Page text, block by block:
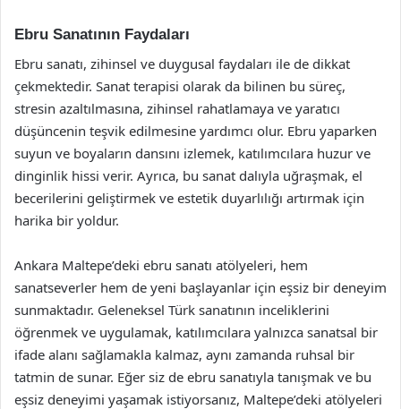
Ebru Sanatının Faydaları
Ebru sanatı, zihinsel ve duygusal faydaları ile de dikkat
çekmektedir. Sanat terapisi olarak da bilinen bu süreç,
stresin azaltılmasına, zihinsel rahatlamaya ve yaratıcı
düşüncenin teşvik edilmesine yardımcı olur. Ebru yaparken
suyun ve boyaların dansını izlemek, katılımcılara huzur ve
dinginlik hissi verir. Ayrıca, bu sanat dalıyla uğraşmak, el
becerilerini geliştirmek ve estetik duyarlılığı artırmak için
harika bir yoldur.
Ankara Maltepe’deki ebru sanatı atölyeleri, hem
sanatseverler hem de yeni başlayanlar için eşsiz bir deneyim
sunmaktadır. Geleneksel Türk sanatının inceliklerini
öğrenmek ve uygulamak, katılımcılara yalnızca sanatsal bir
ifade alanı sağlamakla kalmaz, aynı zamanda ruhsal bir
tatmin de sunar. Eğer siz de ebru sanatıyla tanışmak ve bu
eşsiz deneyimi yaşamak istiyorsanız, Maltepe’deki atölyeleri